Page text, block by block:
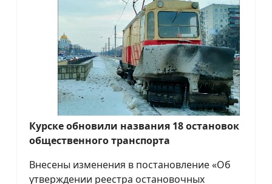
Курске обновили названия 18 остановок
общественного транспорта
Внесены изменения в постановление «Об
утверждении реестра остановочных